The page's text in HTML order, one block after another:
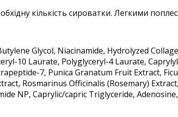
кількість сироватки. Легкими
Glycol, Niacinamide, Hydrolyzed
10 Laurate, Polyglyceryl-4 Laurate,
7, Punica Granatum Fruit Extract,
Rosmarinus Officinalis (Rosemary)
NP, Caprylic/capric Triglyceride,